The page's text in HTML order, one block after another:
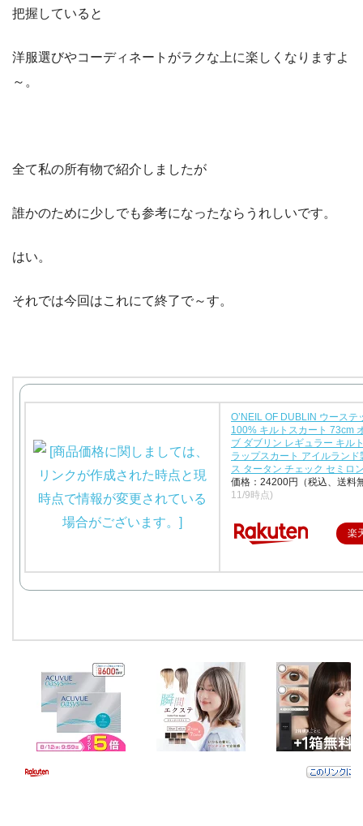
把握していると
洋服選びやコーディネートがラクな上に楽しくなりますよ
～。
全て私の所有物で紹介しましたが
誰かのために少しでも参考になったならうれしいです。
はい。
それでは今回はこれにて終了で～す。
O’NEIL OF DUBLIN ウーステ
100% キルトスカート 73cm
ブ ダブリン レギュラー キル
ラップスカート アイルランド
ス タータン チェック セミロ
価格：24200円（税込、送料
11/9時点)
楽